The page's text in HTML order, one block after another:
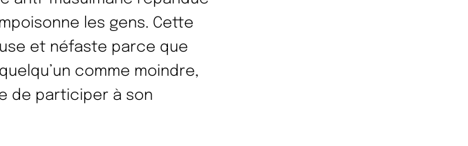
les gens. Cette
et néfaste parce que
comme moindre,
de participer à son